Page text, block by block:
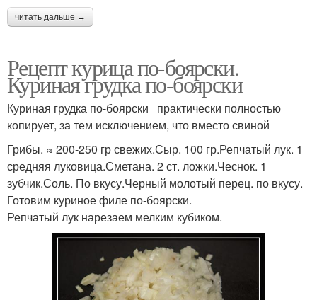
читать дальше →
Рецепт курица по-боярски.
Куриная грудка по-боярски
Куриная грудка по-боярски практически полностью
копирует, за тем исключением, что вместо свиной
Грибы. ≈ 200-250 гр свежих.Сыр. 100 гр.Репчатый лук. 1
средняя луковица.Сметана. 2 ст. ложки.Чеснок. 1
зубчик.Соль. По вкусу.Черный молотый перец. по вкусу.
Готовим куриное филе по-боярски.
Репчатый лук нарезаем мелким кубиком.